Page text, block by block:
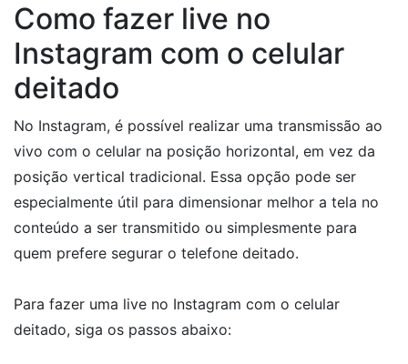
Como fazer live no
Instagram com o celular
deitado
No Instagram, é possível realizar uma transmissão ao
vivo com o celular na posição horizontal, em vez da
posição vertical tradicional. Essa opção pode ser
especialmente útil para dimensionar melhor a tela no
conteúdo a ser transmitido ou simplesmente para
quem prefere segurar o telefone deitado.
Para fazer uma live no Instagram com o celular
deitado, siga os passos abaixo: